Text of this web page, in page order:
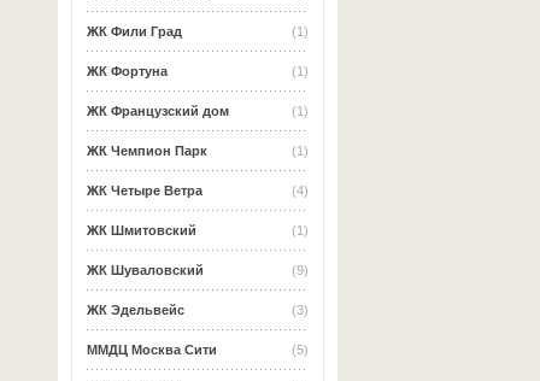
(1)
ЖК Фили Град
(1)
ЖК Фортуна
(1)
ЖК Французский дом
(1)
ЖК Чемпион Парк
(4)
ЖК Четыре Ветра
(1)
ЖК Шмитовский
(9)
ЖК Шуваловский
(3)
ЖК Эдельвейс
(5)
ММДЦ Москва Сити